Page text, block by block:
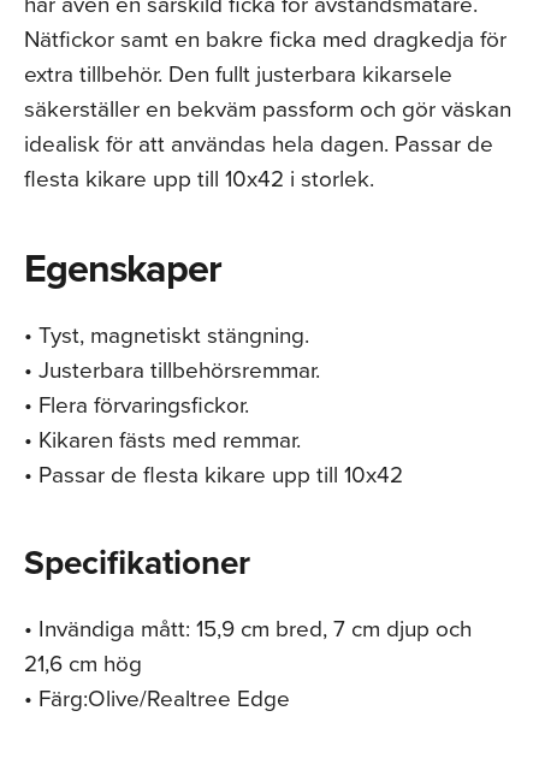
Nätfickor samt en bakre ficka med dragkedja för
extra tillbehör. Den fullt justerbara kikarsele
säkerställer en bekväm passform och gör väskan
idealisk för att användas hela dagen. Passar de
flesta kikare upp till 10x42 i storlek.
Egenskaper
• Tyst, magnetiskt stängning.
• Justerbara tillbehörsremmar.
• Flera förvaringsfickor.
• Kikaren fästs med remmar.
• Passar de flesta kikare upp till 10x42
Specifikationer
• Invändiga mått: 15,9 cm bred, 7 cm djup och
21,6 cm hög
• Färg:Olive/Realtree Edge